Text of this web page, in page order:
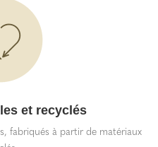
et recyclés
fabriqués à partir de matériaux